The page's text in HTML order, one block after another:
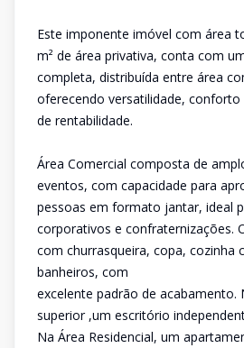
Este imponente imóvel com área
m² de área privativa, conta com
completa, distribuída entre área
oferecendo versatilidade, conforto
de rentabilidade.
Área Comercial composta de
eventos, com capacidade para
pessoas em formato jantar, ideal
corporativos e confraternizações.
com churrasqueira, copa, cozinha
banheiros, com
excelente padrão de acabamento.
superior ,um escritório
Na Área Residencial, um